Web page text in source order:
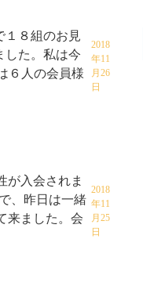
１８組のお見
した。私は今
６人の会員様
2018
年11
月26
日
が入会されま
、昨日は一緒
来ました。会
2018
年11
月25
日